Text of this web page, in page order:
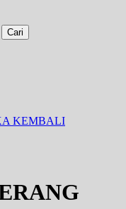
KEMBALI